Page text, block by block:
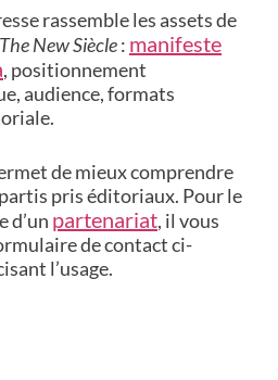
rassemble les assets de
The New Siècle: manifeste
, positionnement
audience, formats
de mieux comprendre
pris éditoriaux. Pour le
d’un partenariat, il vous
de contact ci-
l’usage.